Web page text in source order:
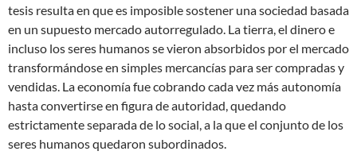
tesis resulta en que es imposible sostener una sociedad basada
en un supuesto mercado autorregulado. La tierra, el dinero e
incluso los seres humanos se vieron absorbidos por el mercado
transformándose en simples mercancías para ser compradas y
vendidas. La economía fue cobrando cada vez más autonomía
hasta convertirse en figura de autoridad, quedando
estrictamente separada de lo social, a la que el conjunto de los
seres humanos quedaron subordinados.